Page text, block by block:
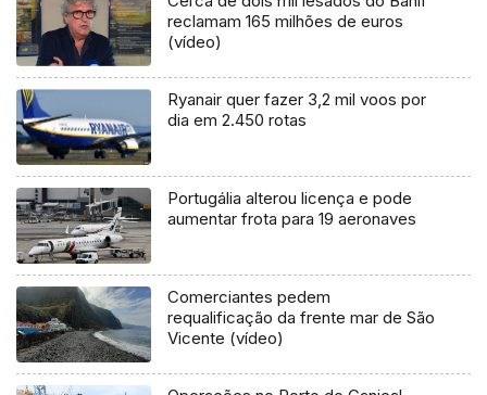
reclamam 165 milhões de euros
(vídeo)
Ryanair quer fazer 3,2 mil voos por
dia em 2.450 rotas
Portugália alterou licença e pode
aumentar frota para 19 aeronaves
Comerciantes pedem
requalificação da frente mar de São
Vicente (vídeo)